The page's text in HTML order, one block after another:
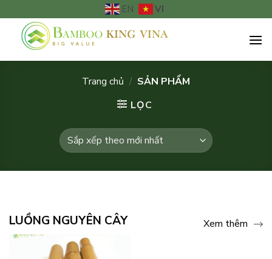
đến
EN VI
Trang chủ / SẢN PHẨM
LỌC
LUỒNG NGUYÊN CÂY Xem thêm